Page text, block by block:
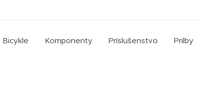
Bicykle Komponenty Príslušenstvo Prilby